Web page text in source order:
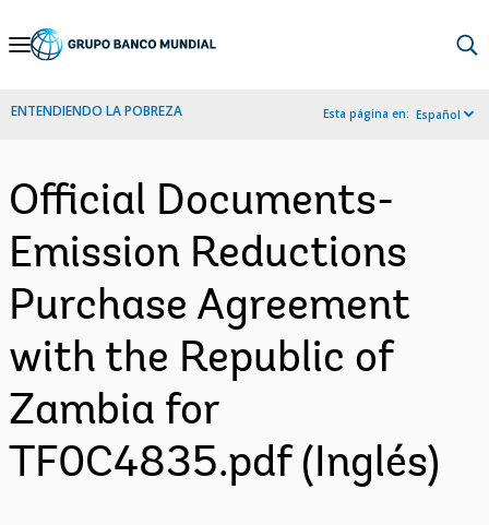
Skip
Navigation
ENTENDIENDO LA POBREZA Esta página en: Español
Official Documents-
Emission Reductions
Purchase Agreement
with the Republic of
Zambia for
TF0C4835.pdf (Inglés)